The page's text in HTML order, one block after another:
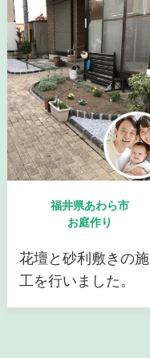
福井県あわら市
お庭作り
花壇と砂利敷きの施
工を行いました。